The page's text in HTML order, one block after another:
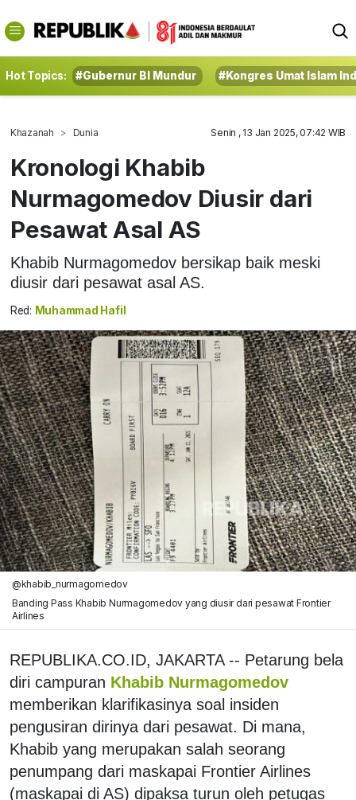
Hot Topics: #Gubernur BI Mundur #Kongres Umat Islam
Khazanah Dunia Senin , 13 Jan 2025, 07:42 WIB
Kronologi Khabib
Nurmagomedov Diusir dari
Pesawat Asal AS
Khabib Nurmagomedov bersikap baik meski
diusir dari pesawat asal AS.
Red: Muhammad Hafil
@khabib_nurmagomedov
Banding Pass Khabib Nurmagomedov yang diusir dari pesawat Frontier
Airlines
REPUBLIKA.CO.ID, JAKARTA -- Petarung bela
diri campuran Khabib Nurmagomedov
memberikan klarifikasinya soal insiden
pengusiran dirinya dari pesawat. Di mana,
Khabib yang merupakan salah seorang
penumpang dari maskapai Frontier Airlines
(maskapai di AS) dipaksa turun oleh petugas